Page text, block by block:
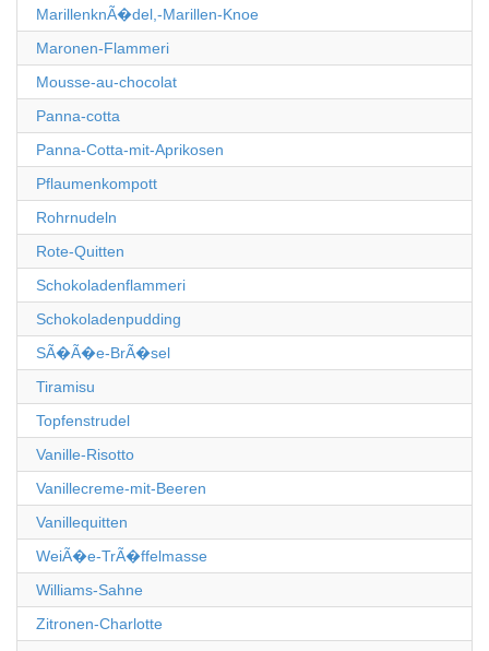
MarillenknÃ�del,-Marillen-Knoe
Maronen-Flammeri
Mousse-au-chocolat
Panna-cotta
Panna-Cotta-mit-Aprikosen
Pflaumenkompott
Rohrnudeln
Rote-Quitten
Schokoladenflammeri
Schokoladenpudding
SÃ�Ã�e-BrÃ�sel
Tiramisu
Topfenstrudel
Vanille-Risotto
Vanillecreme-mit-Beeren
Vanillequitten
WeiÃ�e-TrÃ�ffelmasse
Williams-Sahne
Zitronen-Charlotte